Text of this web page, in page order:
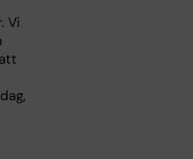
Vi